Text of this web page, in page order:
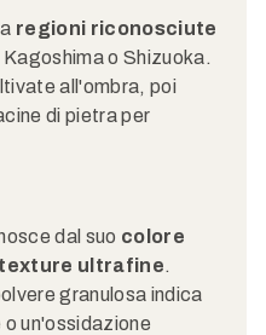
regioni riconosciute
o Shizuoka.
all'ombra, poi
di pietra per
dal suo colore
texture ultrafine.
granulosa indica
un'ossidazione